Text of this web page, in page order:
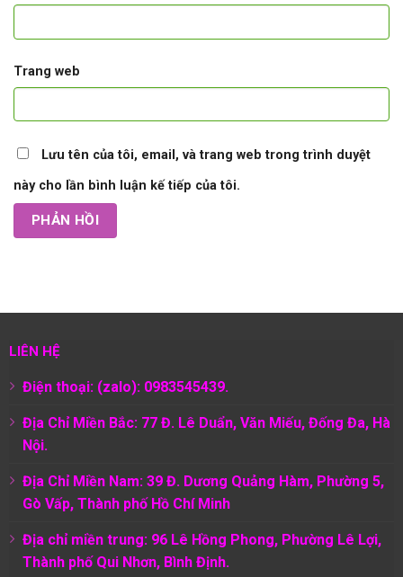
Trang web
Lưu tên của tôi, email, và trang web trong trình duyệt
này cho lần bình luận kế tiếp của tôi.
LIÊN HỆ
Điện thoại: (zalo): 0983545439.
Địa Chỉ Miền Bắc: 77 Đ. Lê Duẩn, Văn Miếu, Đống Đa, Hà
Nội.
Địa Chỉ Miền Nam: 39 Đ. Dương Quảng Hàm, Phường 5,
Gò Vấp, Thành phố Hồ Chí Minh
Địa chỉ miền trung: 96 Lê Hồng Phong, Phường Lê Lợi,
Thành phố Qui Nhơn, Bình Định.